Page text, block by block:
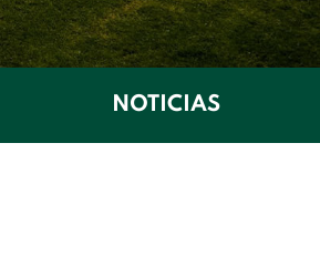
NOTICIAS